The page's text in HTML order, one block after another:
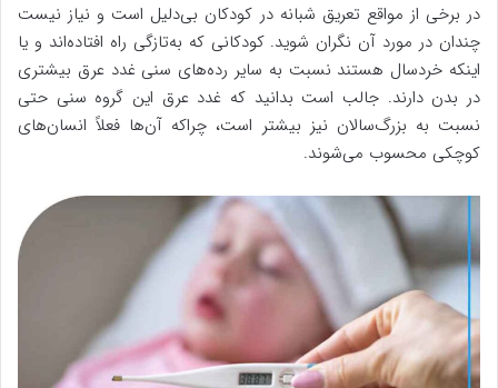
در برخی از مواقع تعریق شبانه در کودکان بی‌دلیل است و نیاز نیست
چندان در مورد آن نگران شوید. کودکانی که به‌تازگی راه افتاده‌اند و یا
اینکه خردسال هستند نسبت به سایر رده‌های سنی غدد عرق بیشتری
در بدن دارند. جالب است بدانید که غدد عرق این گروه سنی حتی
نسبت به بزرگ‌سالان نیز بیشتر است، چراکه آن‌ها فعلاً انسان‌های
کوچکی محسوب می‌شوند.